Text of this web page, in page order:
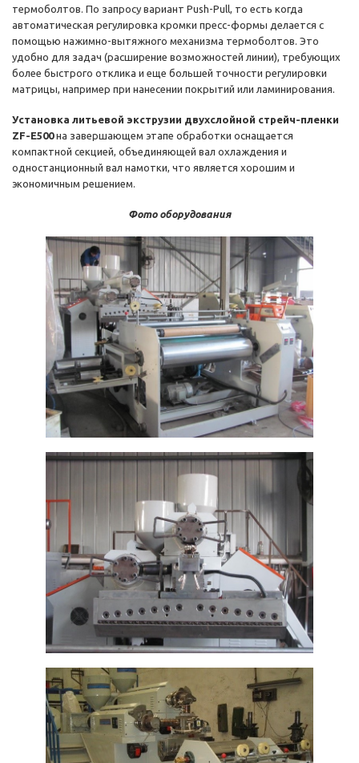
термоболтов. По запросу вариант Push-Pull, то есть когда
автоматическая регулировка кромки пресс-формы делается с
помощью нажимно-вытяжного механизма термоболтов. Это
удобно для задач (расширение возможностей линии), требующих
более быстрого отклика и еще большей точности регулировки
матрицы, например при нанесении покрытий или ламинирования.
Установка литьевой экструзии двухслойной стрейч-пленки
ZF-E500на завершающем этапе обработки оснащается
компактной секцией, объединяющей вал охлаждения и
одностанционный вал намотки, что является хорошим и
экономичным решением.
Фото оборудования